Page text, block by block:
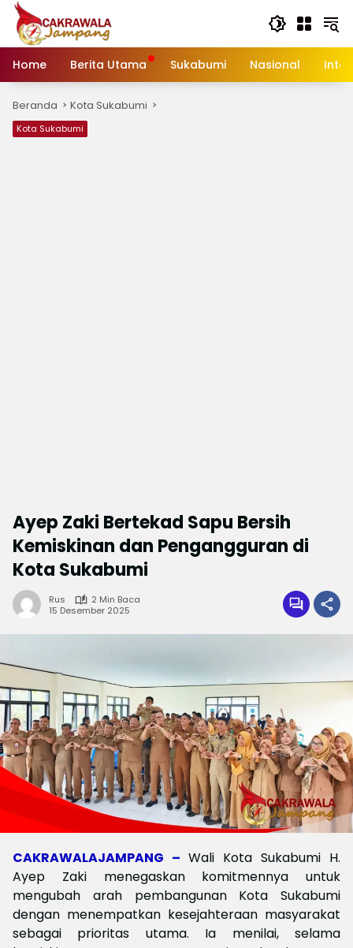
Langsung
konten
Home
Berita Utama Sukabumi Nasional
Beranda Kota Sukabumi
Kota Sukabumi
Ayep Zaki Bertekad Sapu Bersih
Kemiskinan dan Pengangguran di
Kota Sukabumi
Rus
2 Min Baca
15 Desember 2025
CAKRAWALAJAMPANG – Wali Kota Sukabumi H.
Ayep Zaki menegaskan komitmennya untuk
mengubah arah pembangunan Kota Sukabumi
dengan menempatkan kesejahteraan masyarakat
sebagai prioritas utama. Ia menilai, selama